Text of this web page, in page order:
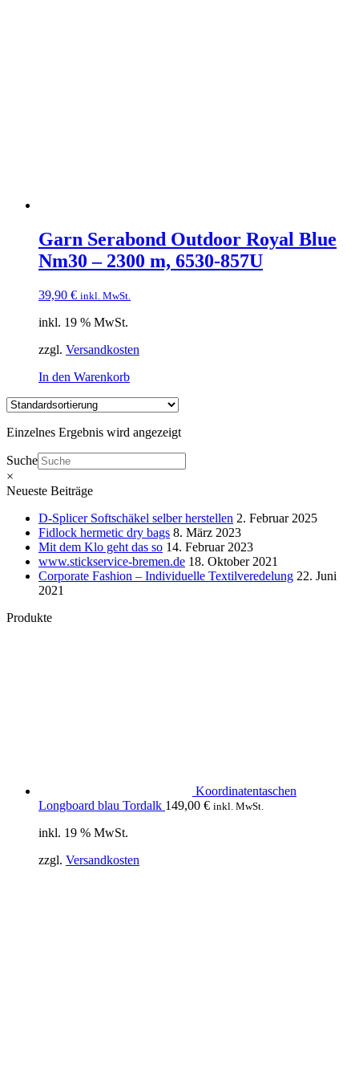
Garn Serabond Outdoor Royal Blue
Nm30 – 2300 m, 6530-857U
39,90 € inkl. MwSt.
inkl. 19 % MwSt.
zzgl. Versandkosten
In den Warenkorb
Einzelnes Ergebnis wird angezeigt
Suche
×
Neueste Beiträge
D-Splicer Softschäkel selber herstellen 2. Februar 2025
Fidlock hermetic dry bags 8. März 2023
Mit dem Klo geht das so 14. Februar 2023
www.stickservice-bremen.de 18. Oktober 2021
Corporate Fashion – Individuelle Textilveredelung 22. Juni
2021
Produkte
Koordinatentaschen
Longboard blau Tordalk 149,00 € inkl. MwSt.
inkl. 19 % MwSt.
zzgl. Versandkosten